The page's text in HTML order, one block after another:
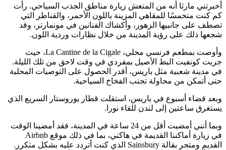
أخبرتني مارثا أنه من المنعش زيارة مناطق الجذب السياحي. رأت
كم كنت متحمسًا للمقاهي المزينة باللون الأحمر، والقناطر التي
تصطف على جانبيها الزهور، وأكشاك الفنانين في مونمارتر، وقد
شجعها ذلك على رؤية المدينة من خلال نظارات وردية اللون.
وأوصت بمطعم فرنسي محلي، La Cantine de la Cigale، حيث
جربت كونفيت البط الأصيل بمفردي في وقت لاحق من تلك الليلة.
في مدينة شعبية مثل باريس، أقدر الحصول على التوصيات المحلية
حتى أتمكن من محاولة تجنب الفخاخ السياحية.
وبعد قضاء أسبوع في باريس، استقلت قطار يوروستار السريع الذي
يستغرق ساعتين إلى لندن للقاء نورا.
وبما أنني أمضيت أقل من 24 ساعة في المدينة، فقد أمضينا الوقت
في زيارة أماكننا القديمة في هاكني، بما في ذلك موقع Airbnb
القديم ومتجر بقالة Sainsbury الذي كنت أتردد عليه بشكل متكرر.